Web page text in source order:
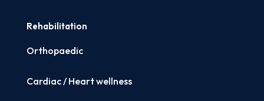
Rehabilitation
Orthopaedic
Cardiac / Heart wellness